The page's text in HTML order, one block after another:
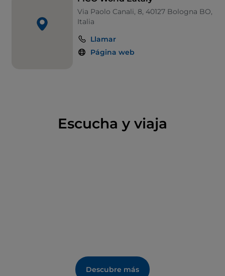
muestran la excelencia del Made in Italy en el sector.
Via Paolo Canali, 8, 40127 Bologna BO,
Italia
Llamar
Página web
Escucha y viaja
Descubre más